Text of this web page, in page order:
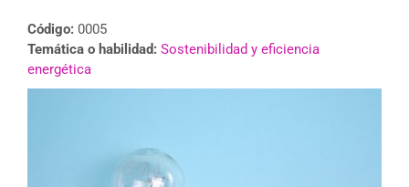
Código: 0005
Temática o habilidad: Sostenibilidad y eficiencia
energética